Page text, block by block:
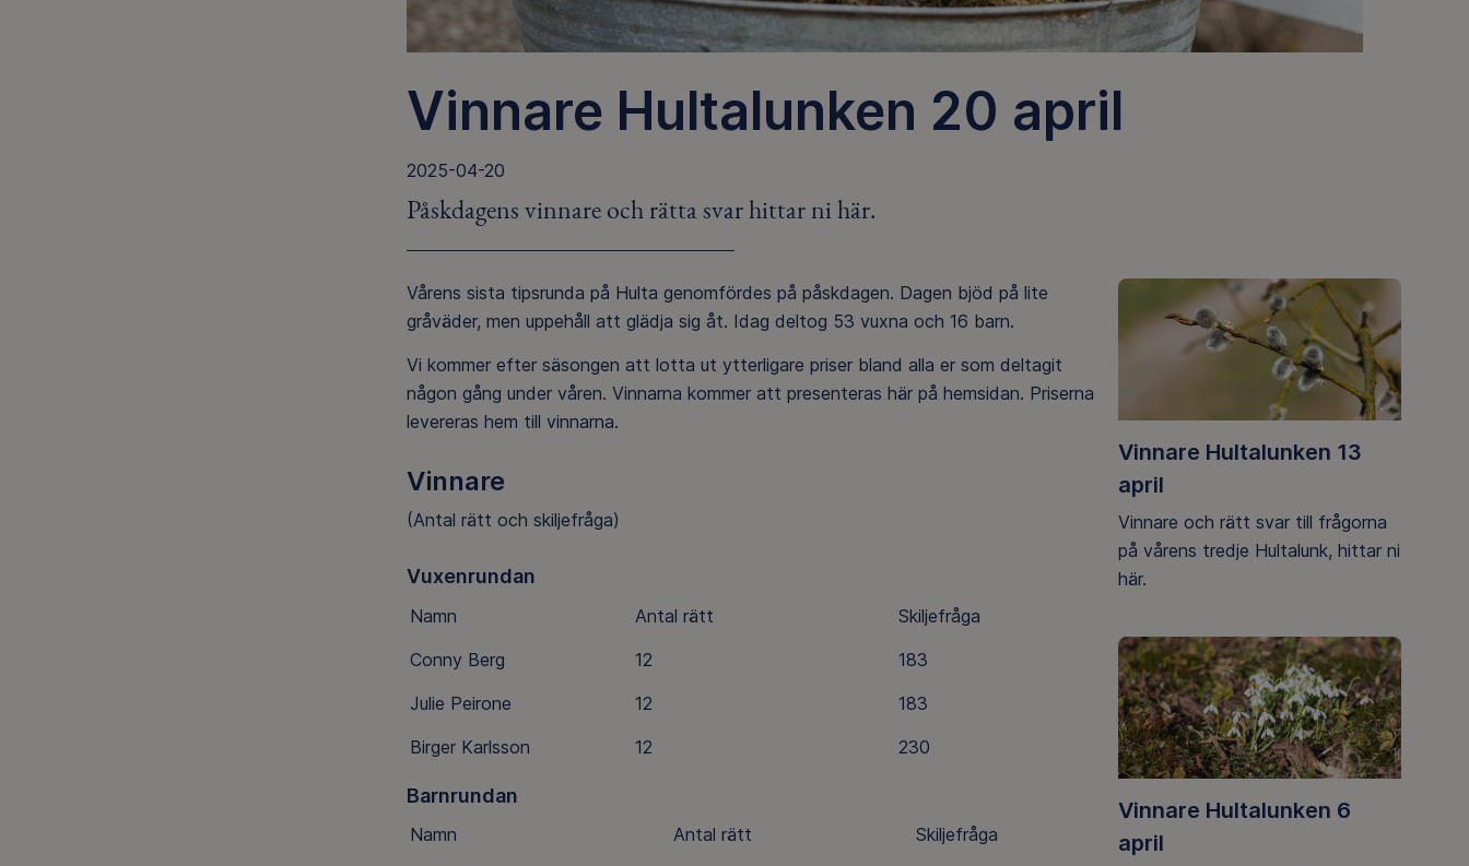
Vinnare Hultalunken 20 april
2025-04-20
Påskdagens vinnare och rätta svar hittar ni här.
Vårens sista tipsrunda på Hulta genomfördes på påskdagen. Dagen bjöd på lite
gråväder, men uppehåll att glädja sig åt. Idag deltog 53 vuxna och 16 barn.
Vi kommer efter säsongen att lotta ut ytterligare priser bland alla er som deltagit
någon gång under våren. Vinnarna kommer att presenteras här på hemsidan. Priserna
levereras hem till vinnarna.
Vinnare
(Antal rätt och skiljefråga)
Vuxenrundan
Namn Antal rätt
Skiljefråga
Conny Berg
12
183
Julie Peirone
12
183
Birger Karlsson
12 230
Barnrundan
Namn Antal rätt
Skiljefråga
Vinnare Hultalunken 13
april
Vinnare och rätt svar till frågorna
på vårens tredje Hultalunk, hittar ni
här.
Vinnare Hultalunken 6
april